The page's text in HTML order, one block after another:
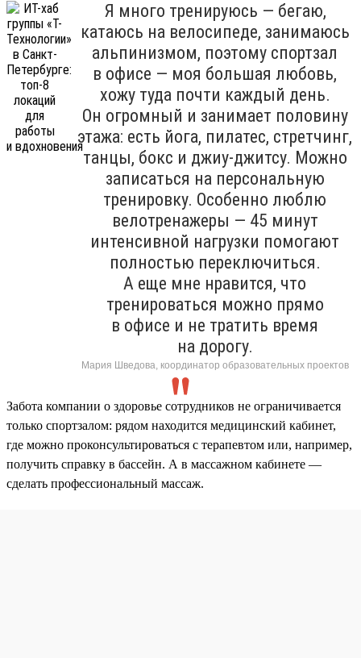
Я много тренируюсь — бегаю,
катаюсь на велосипеде, занимаюсь
альпинизмом, поэтому спортзал
в офисе — моя большая любовь,
хожу туда почти каждый день.
Он огромный и занимает половину
этажа: есть йога, пилатес, стретчинг,
танцы, бокс и джиу-джитсу. Можно
записаться на персональную
тренировку. Особенно люблю
велотренажеры — 45 минут
интенсивной нагрузки помогают
полностью переключиться.
А еще мне нравится, что
тренироваться можно прямо
в офисе и не тратить время
на дорогу.
Мария Шведова, координатор образовательных проектов
Забота компании о здоровье сотрудников не ограничивается
только спортзалом: рядом находится медицинский кабинет,
где можно проконсультироваться с терапевтом или, например,
получить справку в бассейн. А в массажном кабинете —
сделать профессиональный массаж.